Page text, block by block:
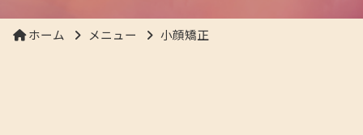
ホーム メニュー 小顔矯正